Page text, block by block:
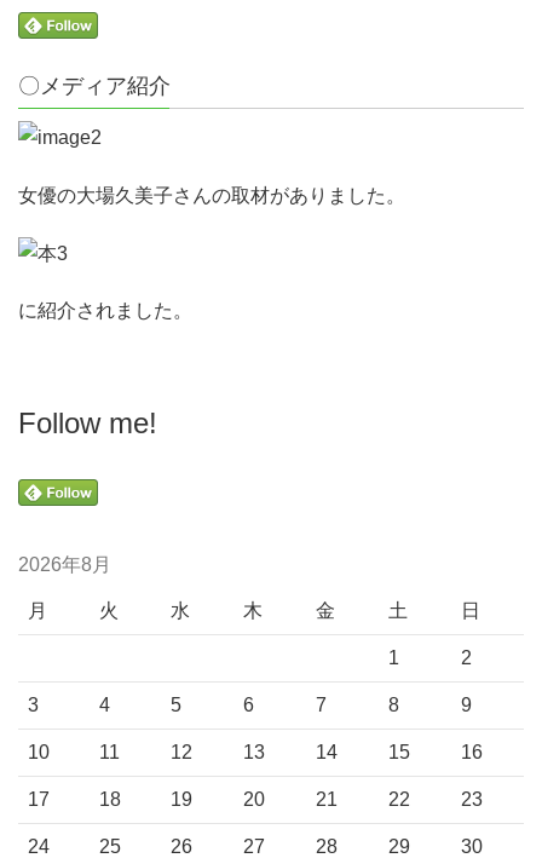
〇メディア紹介
女優の大場久美子さんの取材がありました。
に紹介されました。
Follow me!
2026年8月
月 火 水 木 金 土 日
1 2
3 4 5 6 7 8 9
10 11 12 13 14 15 16
17 18 19 20 21 22 23
24 25 26 27 28 29 30